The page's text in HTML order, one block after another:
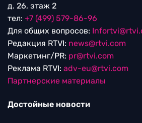
д. 26, этаж 2
тел: +7 (499) 579-86-96
Для общих вопросов:
Редакция RTVI: news@rtvi.com
Маркетинг/PR: pr@rtvi.com
Реклама RTVI: adv-eu@rtvi.com
Партнерские материалы
Достойные новости